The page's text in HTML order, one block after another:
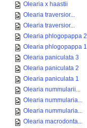
Olearia x haastii
Olearia traversior...
Olearia traversior...
Olearia phlogopappa 2
Olearia phlogopappa 1
Olearia paniculata 3
Olearia paniculata 2
Olearia paniculata 1
Olearia nummularii...
Olearia nummularia...
Olearia nummularia...
Olearia macrodonta...